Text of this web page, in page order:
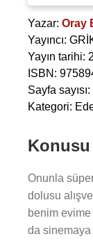
Yazar: Oray
Yayıncı:
Yayın tarihi:
ISBN:
Sayfa
Kategori:
Konusu
Onunla
dolusu
benim evime
da